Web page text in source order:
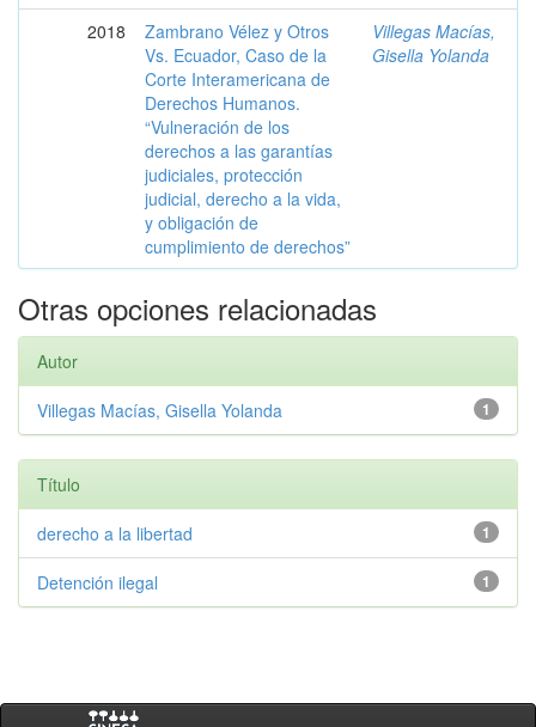
2018
Zambrano Vélez y Otros
Vs. Ecuador, Caso de la
Corte Interamericana de
Derechos Humanos.
“Vulneración de los
derechos a las garantías
judiciales, protección
judicial, derecho a la vida,
y obligación de
cumplimiento de derechos”
Villegas Macías,
Gisella Yolanda
Otras opciones relacionadas
Autor
1
Villegas Macías, Gisella Yolanda
Título
1
derecho a la libertad
1
Detención ilegal